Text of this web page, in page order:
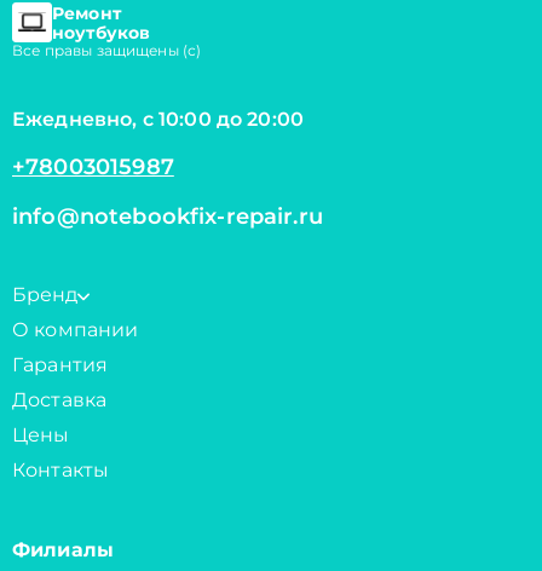
Ремонт
ноутбуков
Все правы защищены (с)
Ежедневно, с 10:00 до 20:00
+78003015987
info@notebookfix-repair.ru
Бренд
О компании
Гарантия
Доставка
Цены
Контакты
Филиалы